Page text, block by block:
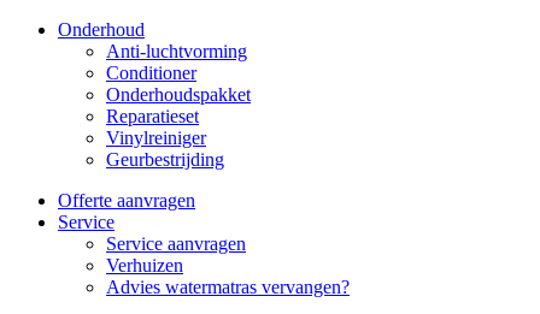
Onderhoud
Anti-luchtvorming
Conditioner
Onderhoudspakket
Reparatieset
Vinylreiniger
Geurbestrijding
Offerte aanvragen
Service
Service aanvragen
Verhuizen
Advies watermatras vervangen?